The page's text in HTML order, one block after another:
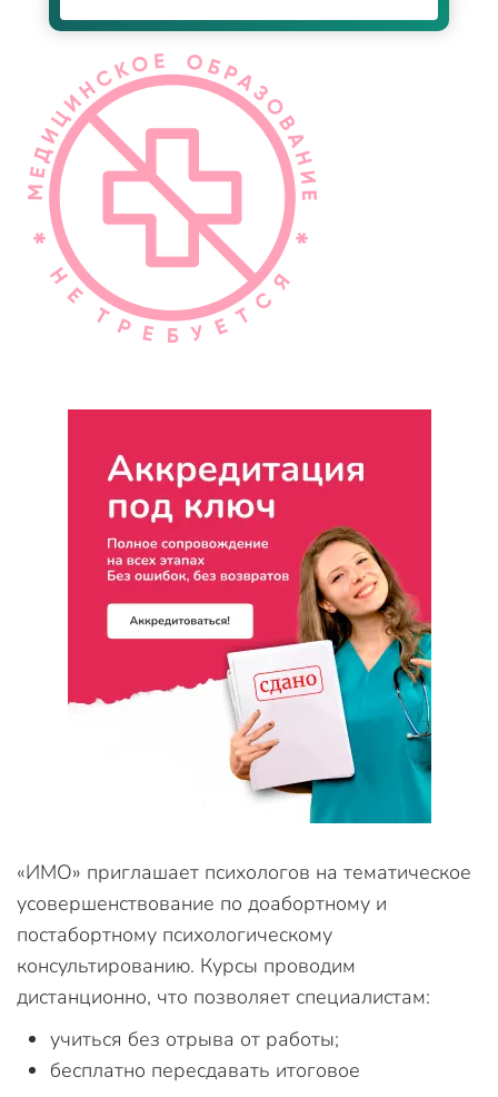
«ИМО» приглашает психологов на тематическое
усовершенствование по доабортному и
постабортному психологическому
консультированию. Курсы проводим
дистанционно, что позволяет специалистам:
учиться без отрыва от работы;
бесплатно пересдавать итоговое